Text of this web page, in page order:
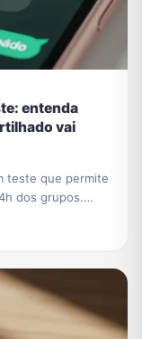
entenda
vai
teste que permite
dos grupos.